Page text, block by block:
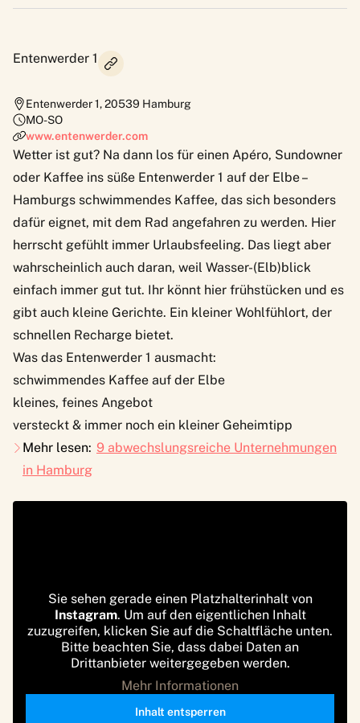
Entenwerder 1
Entenwerder 1,20539 Hamburg
MO-SO
www.entenwerder.com
Wetter ist gut? Na dann los für einen Apéro, Sundowner
oder Kaffee ins süße Entenwerder 1 auf der Elbe –
Hamburgs schwimmendes Kaffee, das sich besonders
dafür eignet, mit dem Rad angefahren zu werden. Hier
herrscht gefühlt immer Urlaubsfeeling. Das liegt aber
wahrscheinlich auch daran, weil Wasser-(Elb)blick
einfach immer gut tut. Ihr könnt hier frühstücken und es
gibt auch kleine Gerichte. Ein kleiner Wohlfühlort, der
schnellen Recharge bietet.
Was das Entenwerder 1 ausmacht:
schwimmendes Kaffee auf der Elbe
kleines, feines Angebot
versteckt & immer noch ein kleiner Geheimtipp
Mehr lesen: 9 abwechslungsreiche Unternehmungen
in Hamburg
Sie sehen gerade einen Platzhalterinhalt von
Instagram. Um auf den eigentlichen Inhalt
zuzugreifen, klicken Sie auf die Schaltfläche unten.
Bitte beachten Sie, dass dabei Daten an
Drittanbieter weitergegeben werden.
Mehr Informationen
Inhalt entsperren